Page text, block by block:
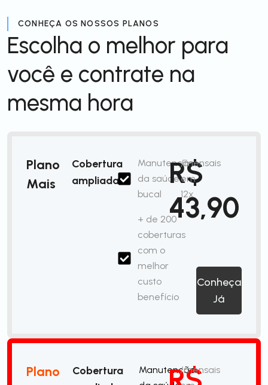
CONHEÇA OS NOSSOS PLANOS
Escolha o melhor para
você e contrate na
mesma hora
Plano
Mais
Cobertura
ampliada
Manutenção
da saúde
bucal
+ de 200
coberturas
com o
melhor
custo
benefício
R$
43,90
/mensais
em
12x
Conheça
Já
Plano
Cobertura
Manutenção/mensais